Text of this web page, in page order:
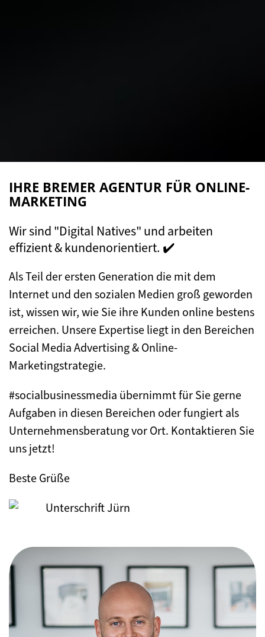
IHRE BREMER AGENTUR FÜR ONLINE-
MARKETING
Wir sind "Digital Natives" und arbeiten
effizient & kundenorientiert. ✔️
Als Teil der ersten Generation die mit dem
Internet und den sozialen Medien groß geworden
ist, wissen wir, wie Sie ihre Kunden online bestens
erreichen. Unsere Expertise liegt in den Bereichen
Social Media Advertising & Online-
Marketingstrategie.
#socialbusinessmedia übernimmt für Sie gerne
Aufgaben in diesen Bereichen oder fungiert als
Unternehmensberatung vor Ort. Kontaktieren Sie
uns jetzt!
Beste Grüße